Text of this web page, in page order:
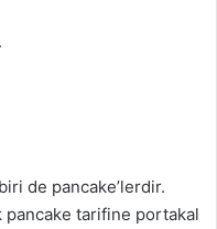
de pancake’lerdir.
pancake tarifine portakal